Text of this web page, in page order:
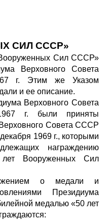
СИЛ СССР»
Сил СССР»
Верховного Совета
г. Этим же Указом
и ее описание.
Верховного Совета
г. были приняты
Совета СССР
1969 г., которыми
награждению
Вооруженных Сил
о медали и
Президиума
медалью «50 лет